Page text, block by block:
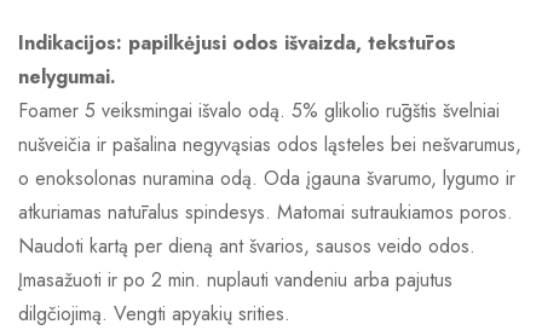
Indikacijos: papilkėjusi odos išvaizda, tekstūros
nelygumai.
Foamer 5 veiksmingai išvalo odą. 5% glikolio rūgštis švelniai
nušveičia ir pašalina negyvąsias odos ląsteles bei nešvarumus,
o enoksolonas nuramina odą. Oda įgauna švarumo, lygumo ir
atkuriamas natūralus spindesys. Matomai sutraukiamos poros.
Naudoti kartą per dieną ant švarios, sausos veido odos.
Įmasažuoti ir po 2 min. nuplauti vandeniu arba pajutus
dilgčiojimą. Vengti apyakių srities.